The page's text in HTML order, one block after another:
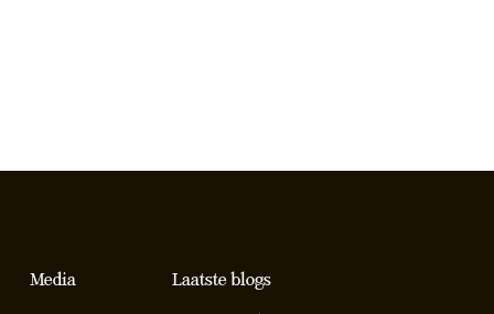
Media Laatste blogs